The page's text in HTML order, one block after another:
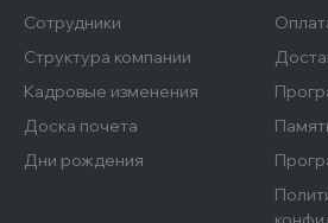
Сотрудники
Структура компании
Кадровые изменения
Доска почета
Дни рождения